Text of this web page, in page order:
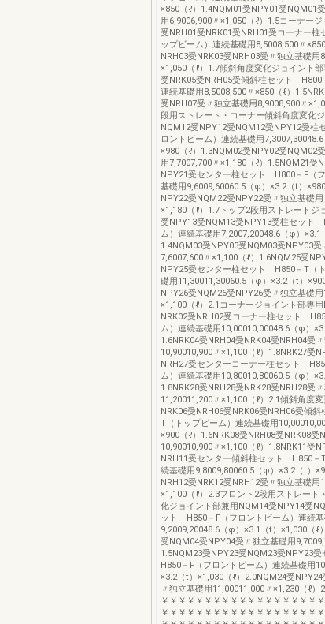
×850（ℓ）1.4NQM01受NPY01受NQM01
用6,9006,900〃×1,050（ℓ）1.5コーナー
受NRH01受NRK01受NRH01受コーナー
ップビーム）連続基礎用8,5008,500〃
NRH03受NRK03受NRH03受〃独立基礎用
×1,050（ℓ）1.7傾斜角度変化ジョイント
受NRK05受NRH05受傾斜柱セット H800
連続基礎用8,5008,500〃×850（ℓ）
受NRH07受〃独立基礎用8,9008,900〃
段用ストレート・コーナー傾斜角度変化
NQM12受NPY12受NQM12受NPY12受
ロントビーム）連続基礎用
×980（ℓ）1.3NQM02受NPY02受NQM02
用7,7007,700〃×1,180（ℓ）1.5NQM21受
NPY21受センター柱セット H800－F（
基礎用9,6009,60060.5（φ）×3.2（t）
NPY22受NQM22受NPY22受〃独立基礎用
×1,180（ℓ）1.7トップ2段用ストレートジ
受NPY13受NQM13受NPY13受柱セット
ム）連続基礎用7,2007,20048.6（φ）×3.1
1.4NQM03受NPY03受NQM03受NPY03受
7,6007,600〃×1,100（ℓ）1.6NQM25受
NPY25受センター柱セット H850－T（
礎用11,30011,30060.5（φ）×3.2（t）
NPY26受NQM26受NPY26受〃独立基礎用
×1,100（ℓ）2.1コーナージョイント部専
NRK02受NRH02受コーナー柱セット
ム）連続基礎用10,00010,00048.6（φ）
1.6NRK04受NRH04受NRK04受NRH04受
10,90010,900〃×1,100（ℓ）1.8NRK27受
NRH27受センターコーナー柱セット
ム）連続基礎用10,80010,80060.5（φ）
1.8NRK28受NRH28受NRK28受NRH28受
11,20011,200〃×1,100（ℓ）2.1傾斜角度
NRK06受NRH06受NRK06受NRH06受傾
T（トップビーム）連続基礎用
×900（ℓ）1.6NRK08受NRH08受NRK08受
10,90010,900〃×1,100（ℓ）1.8NRK11受
NRH11受センター傾斜柱セット H850－
続基礎用9,8009,80060.5（φ）×3.2（t）
NRH12受NRK12受NRH12受〃独立基礎用
×1,100（ℓ）2.3フロント2段用ストレート
化ジョイント部兼用NQM14受NPY14受
ット H850－F（フロントビーム）連続基
9,2009,20048.6（φ）×3.1（t）×1,030（ℓ
受NQM04受NPY04受〃独立基礎用
1.5NQM23受NPY23受NQM23受NPY23
H850－F（フロントビーム）連続基礎用
×3.2（t）×1,030（ℓ）2.0NQM24受
〃独立基礎用11,00011,000〃×1,230（ℓ）
￥￥￥￥￥￥￥￥￥￥￥￥￥￥￥￥￥￥
￥￥￥￥￥￥￥￥￥￥￥￥￥￥￥￥￥￥